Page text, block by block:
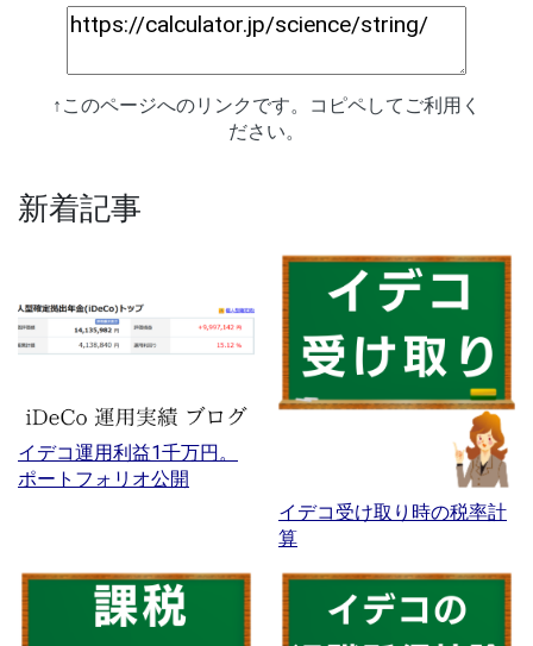
↑このページへのリンクです。コピペしてご利用く
ださい。
新着記事
イデコ運用利益1千万円。
ポートフォリオ公開
イデコ受け取り時の税率計
算